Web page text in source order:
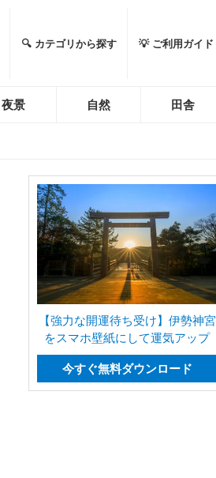
🔍 カテゴリから探す 💡 ご利用ガイド
夜景 自然 田舎
【強力な開運待ち受け】伊勢神宮
をスマホ壁紙にして運気アップ
今すぐ無料ダウンロード